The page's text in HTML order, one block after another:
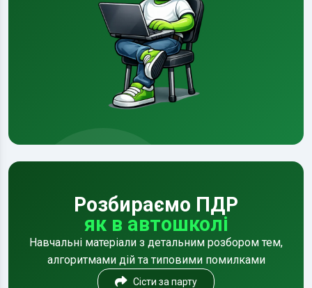
Розбираємо ПДР
як в автошколі
Навчальні матеріали з детальним розбором тем,
алгоритмами дій та типовими помилками
Сісти за парту